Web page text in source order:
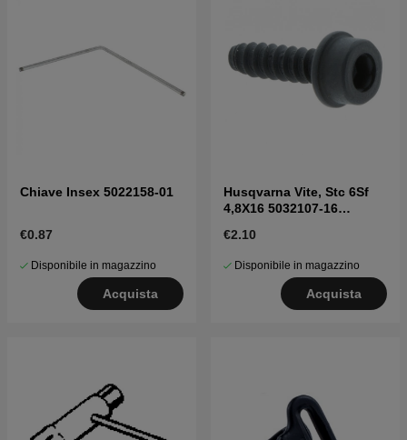
Chiave Insex 5022158-01
€0.87
Disponibile in magazzino
Acquista
Husqvarna Vite, Stc 6Sf
4,8X16 5032107-16
€2.10
Disponibile in magazzino
Acquista